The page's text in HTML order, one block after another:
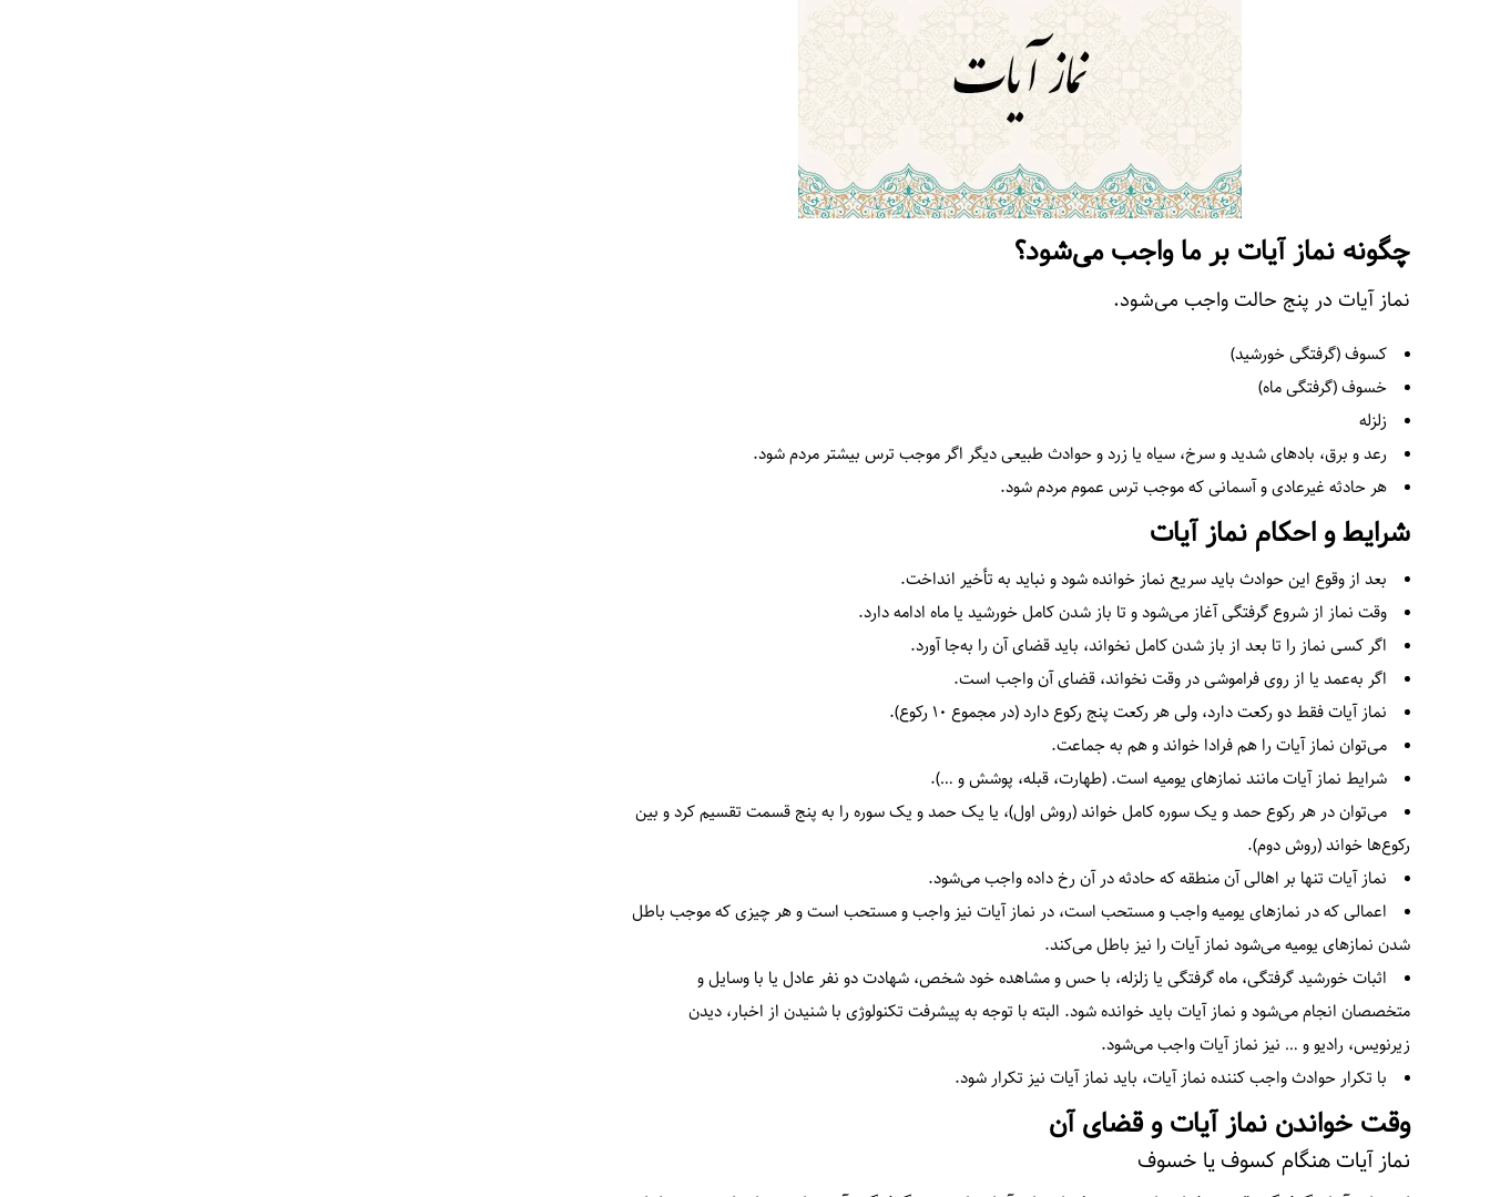
چگونه نماز آیات بر ما واجب می‌شود؟
نماز آیات در پنج حالت واجب می‌شود.
کسوف (گرفتگی خورشید)
خسوف (گرفتگی ماه)
زلزله
رعد و برق، بادهای شدید و سرخ، سیاه یا زرد و حوادث طبیعی دیگر اگر موجب ترس بیشتر مردم شود.
هر حادثه غیرعادی و آسمانی که موجب ترس عموم مردم شود.
شرایط و احکام نماز آیات
بعد از وقوع این حوادث باید سریع نماز خوانده شود و نباید به تأخیر انداخت.
وقت نماز از شروع گرفتگی آغاز می‌شود و تا باز شدن کامل خورشید یا ماه ادامه دارد.
اگر کسی نماز را تا بعد از باز شدن کامل نخواند، باید قضای آن را به‌جا آورد.
اگر به‌عمد یا از روی فراموشی در وقت نخواند، قضای آن واجب است.
نماز آیات فقط دو رکعت دارد، ولی هر رکعت پنج رکوع دارد (در مجموع ۱۰ رکوع).
می‌توان نماز آیات را هم فرادا خواند و هم به جماعت.
شرایط نماز آیات مانند نمازهای یومیه است. (طهارت، قبله، پوشش و …).
می‌توان در هر رکوع حمد و یک سوره کامل خواند (روش اول)، یا یک حمد و یک سوره را به پنج قسمت تقسیم کرد و بین
رکوع‌ها خواند (روش دوم).
نماز آیات تنها بر اهالی آن منطقه که حادثه در آن رخ داده واجب می‌شود.
اعمالی که در نمازهای یومیه واجب و مستحب است، در نماز آیات نیز واجب و مستحب است و هر چیزی که موجب باطل
شدن نمازهای یومیه می‌شود نماز آیات را نیز باطل می‌کند.
اثبات خورشید گرفتگی، ماه گرفتگی یا زلزله، با حس و مشاهده خود شخص، شهادت دو نفر عادل یا با وسایل و
متخصصان انجام می‌شود و نماز آیات باید خوانده شود. البته با توجه به پیشرفت تکنولوژی با شنیدن از اخبار، دیدن
زیرنویس، رادیو و … نیز نماز آیات واجب می‌شود.
با تکرار حوادث واجب کننده نماز آیات، باید نماز آیات نیز تکرار شود.
وقت خواندن نماز آیات و قضای آن
نماز آیات هنگام کسوف یا خسوف